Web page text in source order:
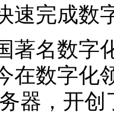
速完成数
名数字化
在数字化
器，开